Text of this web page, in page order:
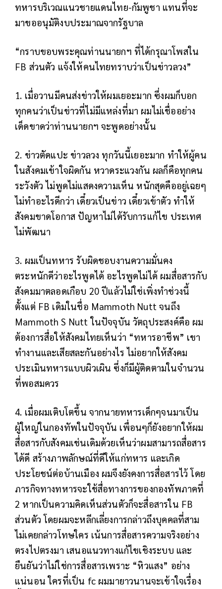
ทหารบริเวณแนวชายแดนไทย-กัมพูชา แทนที่จะ
มาขออนุมัติงบประมาณจากรัฐบาล
“กราบขอบพระคุณท่านนายกฯ ที่ได้กรุณาโพสใน
FB ส่วนตัว แจ้งให้คนไทยทราบว่าเป็นข่าวลวง”
1. เมื่อวานมีคนส่งข่าวให้ผมเยอะมาก ซึ่งผมก็บอก
ทุกคนว่าเป็นข่าวที่ไม่มีแหล่งที่มา ผมไม่เชื่ออย่าง
เด็ดขาดว่าท่านนายกฯ จะพูดอย่างนั้น
2. ข่าวตัดแปะ ข่าวลวง ทุกวันนี้เยอะมาก ทำให้ผู้คน
ในสังคมเข้าใจผิดกัน หวาดระแวงกัน ผลก็คือทุกคน
ระวังตัว ไม่พูดไม่แสดงความเห็น หนักสุดคืออยู่เฉยๆ
ไม่ทำอะไรดีกว่า เดี๋ยวเป็นข่าว เดี๋ยวเข้าตัว ทำให้
สังคมขาดโอกาส ปัญหาไม่ได้รับการแก้ไข ประเทศ
ไม่พัฒนา
3. ผมเป็นทหาร รับผิดชอบงานความมั่นคง
ตระหนักดีว่าอะไรพูดได้ อะไรพูดไม่ได้ ผมสื่อสารกับ
สังคมมาตลอดเกือบ 20 ปีแล้วไม่ใช่เพิ่งทำช่วงนี้
ตั้งแต่ FB เดิมในชื่อ Mammoth Nutt จนถึง
Mammoth S Nutt ในปัจจุบัน วัตถุประสงค์คือ ผม
ต้องการสื่อให้สังคมไทยเห็นว่า “ทหารอาชีพ” เขา
ทำงานและเสียสละกันอย่างไร ไม่อยากให้สังคม
ประเมินทหารแบบผิวเผิน ซึ่งก็มีผู้ติดตามในจำนวน
ที่พอสมควร
4. เมื่อผมเติบโตขึ้น จากนายทหารเด็กๆจนมาเป็น
ผู้ใหญ่ในกองทัพในปัจจุบัน เพื่อนๆก็ยังอยากให้ผม
สื่อสารกับสังคมเช่นเดิมด้วยเห็นว่าผมสามารถสื่อสาร
ได้ดี สร้างภาพลักษณ์ที่ดีให้แก่ทหาร และเกิด
ประโยชน์ต่อบ้านเมือง ผมจึงยังคงการสื่อสารไว้ โดย
ภารกิจทางทหารจะใช้สื่อทางการของกองทัพภาคที่
2 หากเป็นความคิดเห็นส่วนตัวก็จะสื่อสารใน FB
ส่วนตัว โดยผมจะหลีกเลี่ยงการกล่าวถึงบุคคลที่สาม
ไม่เคยกล่าวโทษใคร เน้นการสื่อสารความจริงอย่าง
ตรงไปตรงมา เสนอแนวทางแก้ไขเชิงระบบ และ
ยืนยันว่าไม่ใช่การสื่อสารเพราะ “หิวแสง” อย่าง
แน่นอน ใครที่เป็น fc ผมมายาวนานจะเข้าใจเรื่อง